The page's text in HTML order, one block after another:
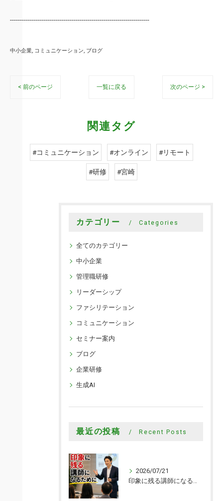
----------------------------------------------------------------------
中小企業 コミュニケーション ブログ
< 前のページ 一覧に戻る 次のページ >
関連タグ
#コミュニケーション #オンライン #リモート
#研修 #宮崎
カテゴリー Categories
全てのカテゴリー
中小企業
管理職研修
リーダーシップ
ファシリテーション
コミュニケーション
セミナー案内
ブログ
企業研修
生成AI
最近の投稿 Recent Posts
2026/07/21